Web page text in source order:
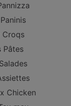
Croqs
Pâtes
Chicken